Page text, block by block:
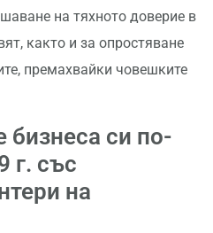
на тяхното доверие в
както и за опростяване
премахвайки човешките
бизнеса си по-
г. със
на